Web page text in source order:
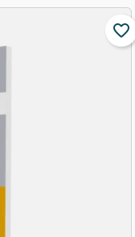
favorite_border